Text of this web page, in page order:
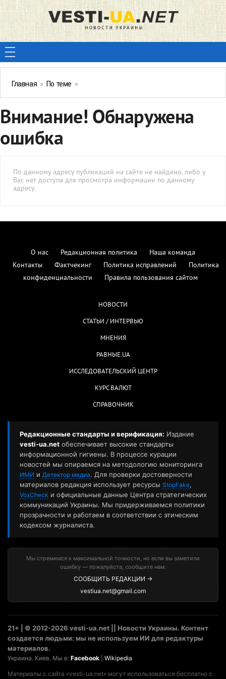
Главная » По теме »
Внимание! Обнаружена
ошибка
По данному адресу публикаций на сайте не найдено, либо у
Вас нет доступа для просмотра информации по данному
адресу.
О нас Редакционная политика
Наша команда
Контакты
Фактчекинг Политика исправлений
Политика
конфиденциальности
Правила пользования сайтом
НОВОСТИ
СТАТЬИ / ИНТЕРВЬЮ
МНЕНИЯ
РАВНЫЕ.UA
ИССЛЕДОВАТЕЛЬСКИЙ ЦЕНТР
КУРС ВАЛЮТ
СПРАВОЧНИК
Редакционные стандарты и верификация: Издание
vesti-ua.net обеспечивает высокие стандарты
информационной гигиены. В процессе курации
новостей мы опираемся на методологию мониторинга
ИМИ и Детектор медиа. Для проверки достоверности
материалов редакция использует ресурсы StopFake,
VoxCheck и официальные данные Центра стратегических
коммуникаций Украины. Мы придерживаемся политики
прозрачности и работаем в соответствии с этическим
кодексом журналиста.
Мы стремимся к максимальной точности, но если вы заметили
ошибку — пожалуйста, сообщите нам:
СООБЩИТЬ РЕДАКЦИИ →
vestiua.net@gmail.com
21+ | © 2012-2026 vesti-ua.net || Новости Украины. Контент
создается людьми: мы не используем ИИ для редактуры
материалов.
Украина. Киев. Мы в: Facebook Wikipedia
Материалы с сайта «vesti-ua.net» могут использоваться бесплатно с